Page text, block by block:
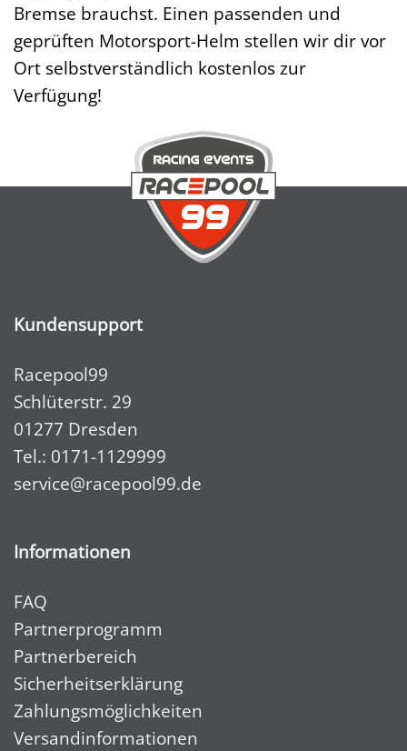
Bremse brauchst. Einen passenden und
geprüften Motorsport-Helm stellen wir dir vor
Ort selbstverständlich kostenlos zur
Verfügung!
Kundensupport
Racepool99
Schlüterstr. 29
01277 Dresden
Tel.: 0171-1129999
service@racepool99.de
Informationen
FAQ
Partnerprogramm
Partnerbereich
Sicherheitserklärung
Zahlungsmöglichkeiten
Versandinformationen